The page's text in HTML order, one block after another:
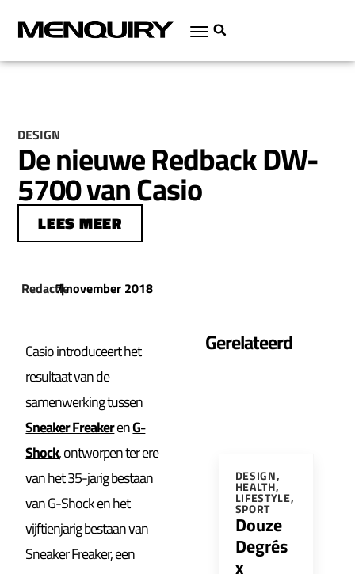
DESIGN
De nieuwe Redback DW-
5700 van Casio
LEES MEER
Redactie
|
7 november 2018
Casio introduceert het
resultaat van de
samenwerking tussen
Sneaker FreakerenG-
Shock, ontworpen ter ere
van het 35-jarig bestaan
van G-Shock en het
vijftienjarig bestaan van
Sneaker Freaker, een
Gerelateerd
DESIGN,
HEALTH,
LIFESTYLE,
SPORT
Douze
Degrés
x